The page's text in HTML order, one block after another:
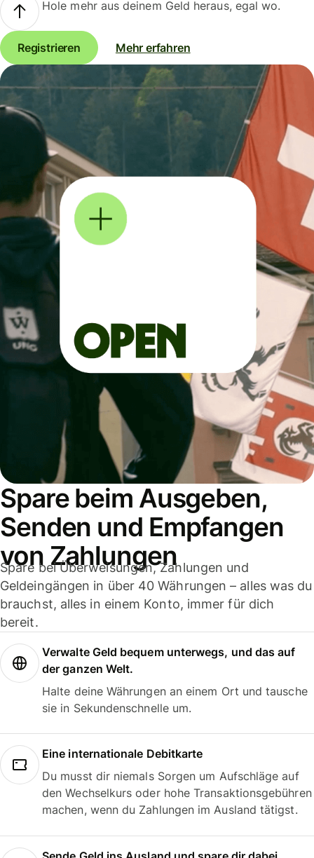
Hole mehr aus deinem Geld heraus, egal wo.
Registrieren Mehr erfahren
Spare beim Ausgeben,
Senden und Empfangen
von Zahlungen
Spare bei Überweisungen, Zahlungen und
Geldeingängen in über 40 Währungen – alles was du
brauchst, alles in einem Konto, immer für dich
bereit.
Verwalte Geld bequem unterwegs, und das auf
der ganzen Welt.
Halte deine Währungen an einem Ort und tausche
sie in Sekundenschnelle um.
Eine internationale Debitkarte
Du musst dir niemals Sorgen um Aufschläge auf
den Wechselkurs oder hohe Transaktionsgebühren
machen, wenn du Zahlungen im Ausland tätigst.